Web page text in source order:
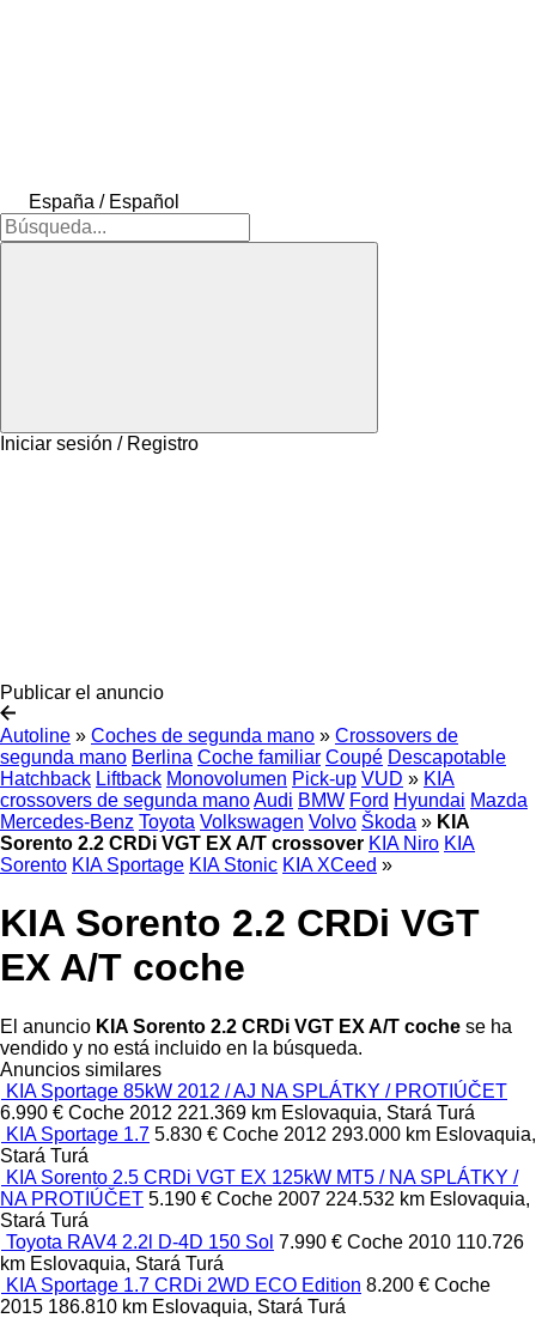
España / Español
Iniciar sesión / Registro
Publicar el anuncio
Autoline » Coches de segunda mano » Crossovers de
segunda mano Berlina Coche familiar Coupé Descapotable
Hatchback Liftback Monovolumen Pick-up VUD » KIA
crossovers de segunda manoAudi BMW Ford Hyundai Mazda
Mercedes-Benz Toyota Volkswagen Volvo Škoda » KIA
Sorento 2.2 CRDi VGT EX A/T crossover KIA Niro KIA
Sorento KIA Sportage KIA Stonic KIA XCeed »
KIA Sorento 2.2 CRDi VGT
EX A/T coche
El anuncio KIA Sorento 2.2 CRDi VGT EX A/T coche se ha
vendido y no está incluido en la búsqueda.
Anuncios similares
KIA Sportage 85kW 2012 / AJ NA SPLÁTKY / PROTIÚČET
6.990 € Coche 2012 221.369 km Eslovaquia, Stará Turá
KIA Sportage 1.7 5.830 € Coche 2012 293.000 km Eslovaquia,
Stará Turá
KIA Sorento 2.5 CRDi VGT EX 125kW MT5 / NA SPLÁTKY /
NA PROTIÚČET 5.190 € Coche 2007 224.532 km Eslovaquia,
Stará Turá
Toyota RAV4 2.2l D-4D 150 Sol 7.990 € Coche 2010 110.726
km Eslovaquia, Stará Turá
KIA Sportage 1.7 CRDi 2WD ECO Edition 8.200 € Coche
2015 186.810 km Eslovaquia, Stará Turá